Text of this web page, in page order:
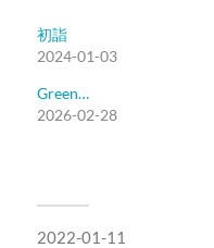
初詣
2024-01-03
Green…
2026-02-28
2022-01-11